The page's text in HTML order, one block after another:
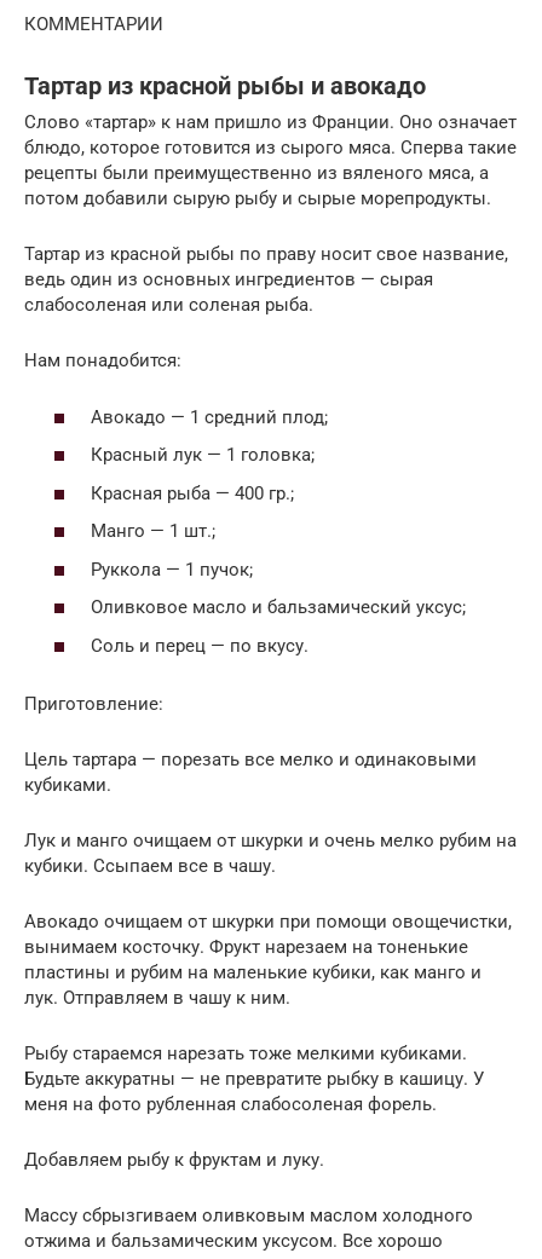
КОММЕНТАРИИ
Тартар из красной рыбы и авокадо
Слово «тартар» к нам пришло из Франции. Оно означает
блюдо, которое готовится из сырого мяса. Сперва такие
рецепты были преимущественно из вяленого мяса, а
потом добавили сырую рыбу и сырые морепродукты.
Тартар из красной рыбы по праву носит свое название,
ведь один из основных ингредиентов — сырая
слабосоленая или соленая рыба.
Нам понадобится:
Авокадо — 1 средний плод;
Красный лук — 1 головка;
Красная рыба — 400 гр.;
Манго — 1 шт.;
Руккола — 1 пучок;
Оливковое масло и бальзамический уксус;
Соль и перец — по вкусу.
Приготовление:
Цель тартара — порезать все мелко и одинаковыми
кубиками.
Лук и манго очищаем от шкурки и очень мелко рубим на
кубики. Ссыпаем все в чашу.
Авокадо очищаем от шкурки при помощи овощечистки,
вынимаем косточку. Фрукт нарезаем на тоненькие
пластины и рубим на маленькие кубики, как манго и
лук. Отправляем в чашу к ним.
Рыбу стараемся нарезать тоже мелкими кубиками.
Будьте аккуратны — не превратите рыбку в кашицу. У
меня на фото рубленная слабосоленая форель.
Добавляем рыбу к фруктам и луку.
Массу сбрызгиваем оливковым маслом холодного
отжима и бальзамическим уксусом. Все хорошо